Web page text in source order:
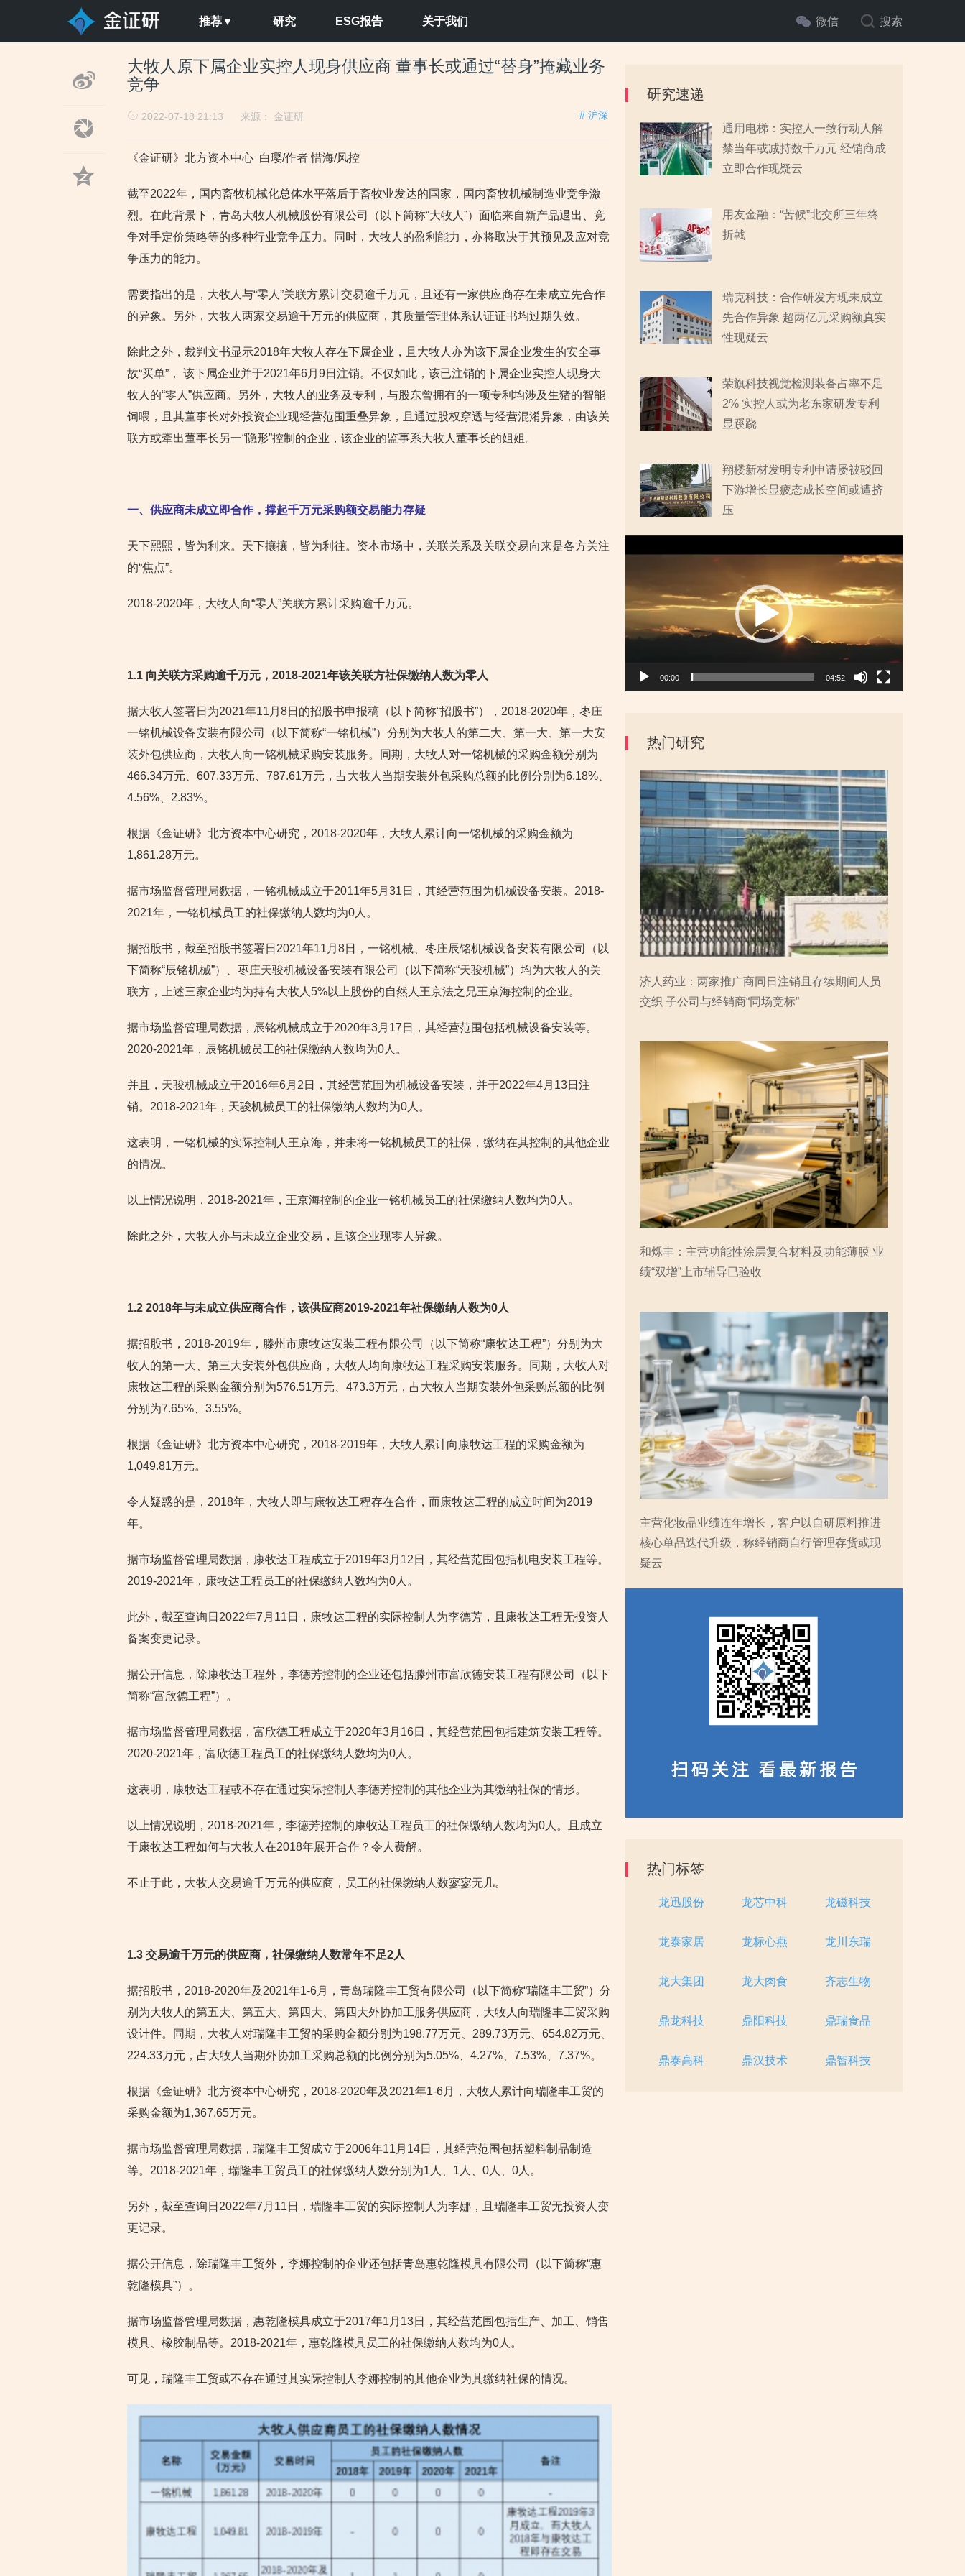
推荐▼ 研究 ESG报告 关于我们 微信 搜索
大牧人原下属企业实控人现身供应商 董事长或通过“替身”掩藏业务
竞争
# 沪深
2022-07-18 21:13 来源： 金证研
《金证研》北方资本中心 白璎/作者 惜海/风控
截至2022年，国内畜牧机械化总体水平落后于畜牧业发达的国家，国内畜牧机械制造业竞争激
烈。在此背景下，青岛大牧人机械股份有限公司（以下简称“大牧人”）面临来自新产品退出、竞
争对手定价策略等的多种行业竞争压力。同时，大牧人的盈利能力，亦将取决于其预见及应对竞
争压力的能力。
需要指出的是，大牧人与“零人”关联方累计交易逾千万元，且还有一家供应商存在未成立先合作
的异象。另外，大牧人两家交易逾千万元的供应商，其质量管理体系认证证书均过期失效。
除此之外，裁判文书显示2018年大牧人存在下属企业，且大牧人亦为该下属企业发生的安全事
故“买单”， 该下属企业并于2021年6月9日注销。不仅如此，该已注销的下属企业实控人现身大
牧人的“零人”供应商。另外，大牧人的业务及专利，与股东曾拥有的一项专利均涉及生猪的智能
饲喂，且其董事长对外投资企业现经营范围重叠异象，且通过股权穿透与经营混淆异象，由该关
联方或牵出董事长另一“隐形”控制的企业，该企业的监事系大牧人董事长的姐姐。
一、供应商未成立即合作，撑起千万元采购额交易能力存疑
天下熙熙，皆为利来。天下攘攘，皆为利往。资本市场中，关联关系及关联交易向来是各方关注
的“焦点”。
2018-2020年，大牧人向“零人”关联方累计采购逾千万元。
1.1 向关联方采购逾千万元，2018-2021年该关联方社保缴纳人数为零人
据大牧人签署日为2021年11月8日的招股书申报稿（以下简称“招股书”），2018-2020年，枣庄
一铭机械设备安装有限公司（以下简称“一铭机械”）分别为大牧人的第二大、第一大、第一大安
装外包供应商，大牧人向一铭机械采购安装服务。同期，大牧人对一铭机械的采购金额分别为
466.34万元、607.33万元、787.61万元，占大牧人当期安装外包采购总额的比例分别为6.18%、
4.56%、2.83%。
根据《金证研》北方资本中心研究，2018-2020年，大牧人累计向一铭机械的采购金额为
1,861.28万元。
据市场监督管理局数据，一铭机械成立于2011年5月31日，其经营范围为机械设备安装。2018-
2021年，一铭机械员工的社保缴纳人数均为0人。
据招股书，截至招股书签署日2021年11月8日，一铭机械、枣庄辰铭机械设备安装有限公司（以
下简称“辰铭机械”）、枣庄天骏机械设备安装有限公司（以下简称“天骏机械”）均为大牧人的关
联方，上述三家企业均为持有大牧人5%以上股份的自然人王京法之兄王京海控制的企业。
据市场监督管理局数据，辰铭机械成立于2020年3月17日，其经营范围包括机械设备安装等。
2020-2021年，辰铭机械员工的社保缴纳人数均为0人。
并且，天骏机械成立于2016年6月2日，其经营范围为机械设备安装，并于2022年4月13日注
销。2018-2021年，天骏机械员工的社保缴纳人数均为0人。
这表明，一铭机械的实际控制人王京海，并未将一铭机械员工的社保，缴纳在其控制的其他企业
的情况。
以上情况说明，2018-2021年，王京海控制的企业一铭机械员工的社保缴纳人数均为0人。
除此之外，大牧人亦与未成立企业交易，且该企业现零人异象。
1.2 2018年与未成立供应商合作，该供应商2019-2021年社保缴纳人数为0人
据招股书，2018-2019年，滕州市康牧达安装工程有限公司（以下简称“康牧达工程”）分别为大
牧人的第一大、第三大安装外包供应商，大牧人均向康牧达工程采购安装服务。同期，大牧人对
康牧达工程的采购金额分别为576.51万元、473.3万元，占大牧人当期安装外包采购总额的比例
分别为7.65%、3.55%。
根据《金证研》北方资本中心研究，2018-2019年，大牧人累计向康牧达工程的采购金额为
1,049.81万元。
令人疑惑的是，2018年，大牧人即与康牧达工程存在合作，而康牧达工程的成立时间为2019
年。
据市场监督管理局数据，康牧达工程成立于2019年3月12日，其经营范围包括机电安装工程等。
2019-2021年，康牧达工程员工的社保缴纳人数均为0人。
此外，截至查询日2022年7月11日，康牧达工程的实际控制人为李德芳，且康牧达工程无投资人
备案变更记录。
据公开信息，除康牧达工程外，李德芳控制的企业还包括滕州市富欣德安装工程有限公司（以下
简称“富欣德工程”）。
据市场监督管理局数据，富欣德工程成立于2020年3月16日，其经营范围包括建筑安装工程等。
2020-2021年，富欣德工程员工的社保缴纳人数均为0人。
这表明，康牧达工程或不存在通过实际控制人李德芳控制的其他企业为其缴纳社保的情形。
以上情况说明，2018-2021年，李德芳控制的康牧达工程员工的社保缴纳人数均为0人。且成立
于康牧达工程如何与大牧人在2018年展开合作？令人费解。
不止于此，大牧人交易逾千万元的供应商，员工的社保缴纳人数寥寥无几。
1.3 交易逾千万元的供应商，社保缴纳人数常年不足2人
据招股书，2018-2020年及2021年1-6月，青岛瑞隆丰工贸有限公司（以下简称“瑞隆丰工贸”）分
别为大牧人的第五大、第五大、第四大、第四大外协加工服务供应商，大牧人向瑞隆丰工贸采购
设计件。同期，大牧人对瑞隆丰工贸的采购金额分别为198.77万元、289.73万元、654.82万元、
224.33万元，占大牧人当期外协加工采购总额的比例分别为5.05%、4.27%、7.53%、7.37%。
根据《金证研》北方资本中心研究，2018-2020年及2021年1-6月，大牧人累计向瑞隆丰工贸的
采购金额为1,367.65万元。
据市场监督管理局数据，瑞隆丰工贸成立于2006年11月14日，其经营范围包括塑料制品制造
等。2018-2021年，瑞隆丰工贸员工的社保缴纳人数分别为1人、1人、0人、0人。
另外，截至查询日2022年7月11日，瑞隆丰工贸的实际控制人为李娜，且瑞隆丰工贸无投资人变
更记录。
据公开信息，除瑞隆丰工贸外，李娜控制的企业还包括青岛惠乾隆模具有限公司（以下简称“惠
乾隆模具”）。
据市场监督管理局数据，惠乾隆模具成立于2017年1月13日，其经营范围包括生产、加工、销售
模具、橡胶制品等。2018-2021年，惠乾隆模具员工的社保缴纳人数均为0人。
可见，瑞隆丰工贸或不存在通过其实际控制人李娜控制的其他企业为其缴纳社保的情况。
研究速递
通用电梯：实控人一致行动人解
禁当年或减持数千万元 经销商成
立即合作现疑云
用友金融：“苦候”北交所三年终
折戟
瑞克科技：合作研发方现未成立
先合作异象 超两亿元采购额真实
性现疑云
荣旗科技视觉检测装备占率不足
2% 实控人或为老东家研发专利
显蹊跷
翔楼新材发明专利申请屡被驳回
下游增长显疲态成长空间或遭挤
压
频
放
器
00:00 04:52
热门研究
济人药业：两家推广商同日注销且存续期间人员
交织 子公司与经销商“同场竞标”
和烁丰：主营功能性涂层复合材料及功能薄膜 业
绩“双增”上市辅导已验收
主营化妆品业绩连年增长，客户以自研原料推进
核心单品迭代升级，称经销商自行管理存货或现
疑云
热门标签
龙迅股份 龙芯中科 龙磁科技
龙泰家居 龙标心燕 龙川东瑞
龙大集团 龙大肉食 齐志生物
鼎龙科技 鼎阳科技 鼎瑞食品
鼎泰高科 鼎汉技术 鼎智科技